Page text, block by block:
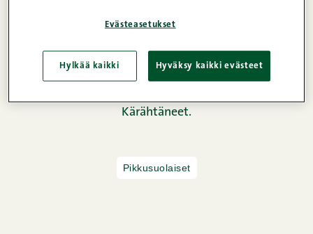
reseptikilpailussa, jossa haastoimme 9
ruokabloggaajaa kehittämään oman, täysin
lisäaineettoman reseptin valitsemastaan All
Kärähtäneet.
Pikkusuolaiset
Evästeasetukset
Hylkää kaikki Hyväksy kaikki evästeet